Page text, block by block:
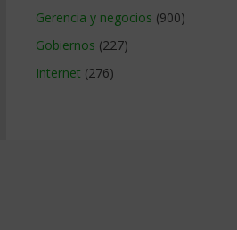
Gerencia y negocios (900)
Gobiernos (227)
Internet (276)